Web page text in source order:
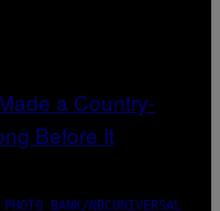
BANK/NBCUNIVERSAL